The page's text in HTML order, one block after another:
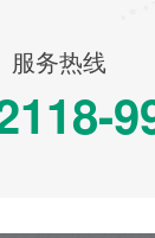
服务热线